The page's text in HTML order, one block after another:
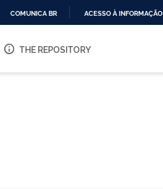
O
COMUNICA BR ACESSO À INFORMAÇÃO
THE REPOSITORY